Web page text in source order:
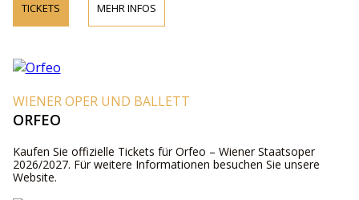
TICKETS MEHR INFOS
WIENER OPER UND BALLETT
ORFEO
Kaufen Sie offizielle Tickets für Orfeo – Wiener Staatsoper
2026/2027. Für weitere Informationen besuchen Sie unsere
Website.